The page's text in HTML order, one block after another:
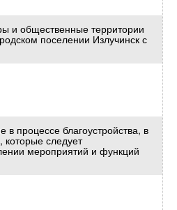
и общественные территории
поселении Излучинск с
процессе благоустройства, в
которые следует
мероприятий и функций